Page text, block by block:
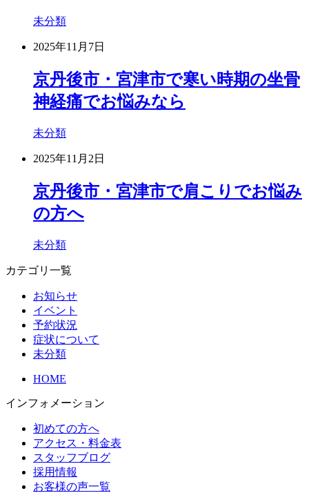
未分類
2025年11月7日
京丹後市・宮津市で寒い時期の坐骨
神経痛でお悩みなら
未分類
2025年11月2日
京丹後市・宮津市で肩こりでお悩み
の方へ
未分類
カテゴリ一覧
お知らせ
イベント
予約状況
症状について
未分類
HOME
インフォメーション
初めての方へ
アクセス・料金表
スタッフブログ
採用情報
お客様の声一覧